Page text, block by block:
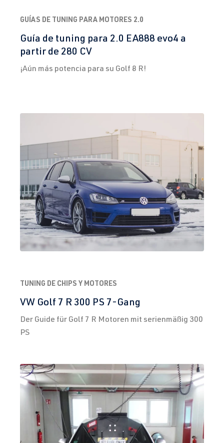
GUÍAS DE TUNING PARA MOTORES 2.0
Guía de tuning para 2.0 EA888 evo4 a
partir de 280 CV
¡Aún más potencia para su Golf 8 R!
TUNING DE CHIPS Y MOTORES
VW Golf 7 R 300 PS 7-Gang
Der Guide für Golf 7 R Motoren mit serienmäßig 300
PS